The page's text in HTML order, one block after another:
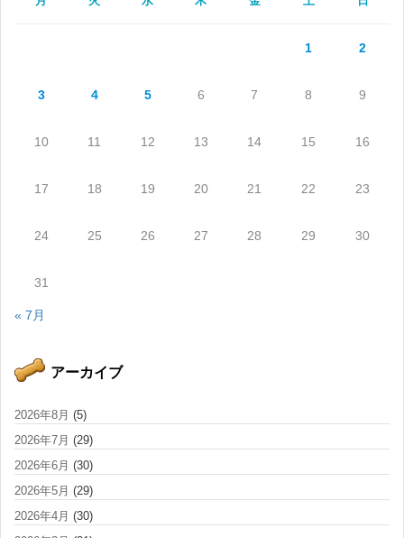
1 2
3 4 5 6 7 8 9
10 11 12 13 14 15 16
17 18 19 20 21 22 23
24 25 26 27 28 29 30
31
« 7月
アーカイブ
2026年8月 (5)
2026年7月 (29)
2026年6月 (30)
2026年5月 (29)
2026年4月 (30)